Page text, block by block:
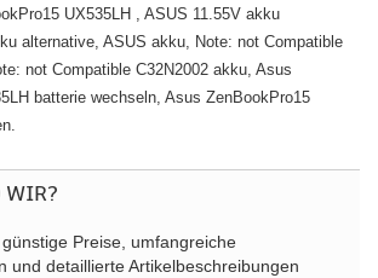
UX535LH , ASUS 11.55V akku
alternative, ASUS akku, Note: not Compatible
not Compatible C32N2002 akku, Asus
batterie wechseln, Asus ZenBookPro15
WIR?
Preise, umfangreiche
und detaillierte Artikelbeschreibungen